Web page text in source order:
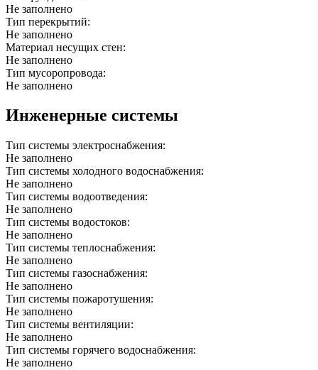
Не заполнено
Тип перекрытий:
Не заполнено
Материал несущих стен:
Не заполнено
Тип мусоропровода:
Не заполнено
Инженерные системы
Тип системы электроснабжения:
Не заполнено
Тип системы холодного водоснабжения:
Не заполнено
Тип системы водоотведения:
Не заполнено
Тип системы водостоков:
Не заполнено
Тип системы теплоснабжения:
Не заполнено
Тип системы газоснабжения:
Не заполнено
Тип системы пожаротушения:
Не заполнено
Тип системы вентиляции:
Не заполнено
Тип системы горячего водоснабжения:
Не заполнено